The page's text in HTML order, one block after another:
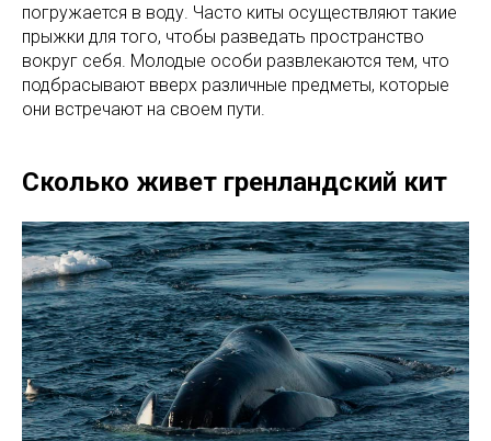
погружается в воду. Часто киты осуществляют такие
прыжки для того, чтобы разведать пространство
вокруг себя. Молодые особи развлекаются тем, что
подбрасывают вверх различные предметы, которые
они встречают на своем пути.
Сколько живет гренландский кит